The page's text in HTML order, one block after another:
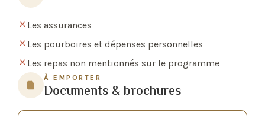
Les assurances
Les pourboires et dépenses personnelles
Les repas non mentionnés sur le programme
À EMPORTER
Documents & brochures